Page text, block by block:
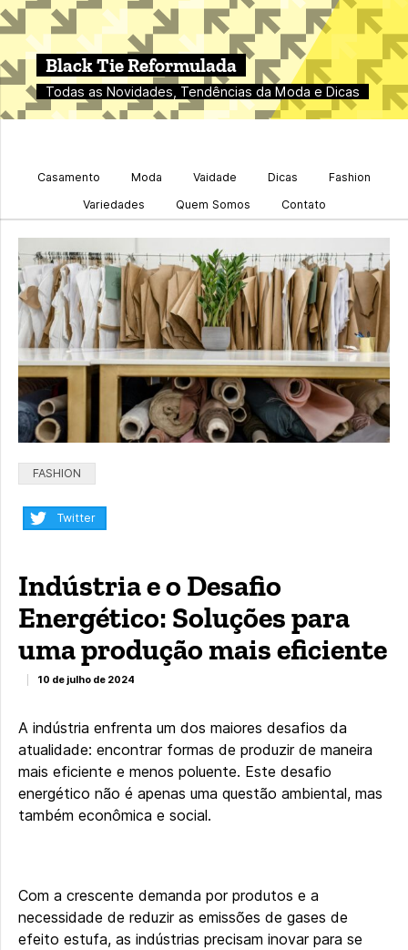
Black Tie Reformulada
Todas as Novidades, Tendências da Moda e Dicas
Casamento Moda Vaidade Dicas Fashion
Variedades Quem Somos Contato
Categorias:
FASHION
Compartilhar:
Twitter
Indústria e o Desafio
Energético: Soluções para
uma produção mais eficiente
10 de julho de 2024
A indústria enfrenta um dos maiores desafios da
atualidade: encontrar formas de produzir de maneira
mais eficiente e menos poluente. Este desafio
energético não é apenas uma questão ambiental, mas
também econômica e social.
Com a crescente demanda por produtos e a
necessidade de reduzir as emissões de gases de
efeito estufa, as indústrias precisam inovar para se